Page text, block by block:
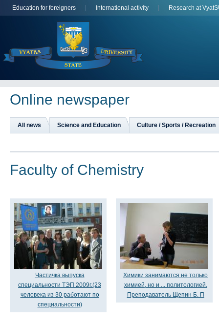
Education for foreigners International activity Research at
Online newspaper
All news Science and Education Culture / Sports / Recreation
Faculty of Chemistry
Частичка выпуска
специальности ТЭП 2009г.(23
человека из 30 работают по
специальности)
Химики занимаются не только
химией, но и ... политологией.
Преподаватель Щепин Б. П